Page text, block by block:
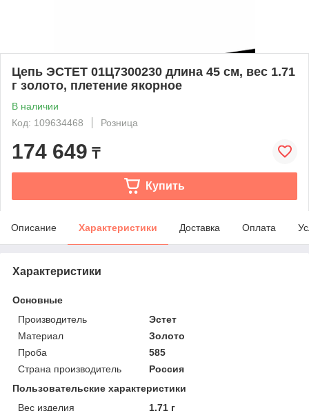
Цепь ЭСТЕТ 01Ц7300230 длина 45 см, вес 1.71
г золото, плетение якорное
В наличии
Код: 109634468
Розница
174 649 ₸
Купить
Описание Характеристики Доставка Оплата
Характеристики
Основные
Производитель
Эстет
Материал
Золото
Проба
585
Страна производитель
Россия
Пользовательские характеристики
Вес изделия
1.71 г